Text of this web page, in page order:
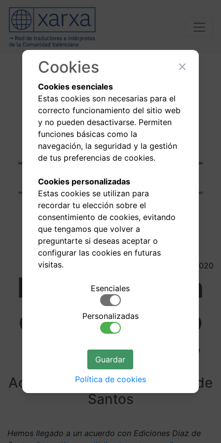
03/07/2020
Descuento en
el Diccionario
de Beigbeder
Acuerdo con Ediciones Diaz de
Santos
Hemos llegado a un acuerdo con Ediciones Diaz de
Cookies
Cookies esenciales
Estas cookies son necesarias para el
correcto funcionamiento del sitio web
y no pueden desactivarse. Permiten
funciones básicas como la
navegación, la seguridad y la gestión
de tus preferencias de cookies.
Cookies personalizadas
Estas cookies se utilizan para
recordar tu elección sobre el
consentimiento de cookies, evitando
que tengamos que volver a
preguntarte si deseas aceptar o
configurar las cookies en futuras
visitas.
Esenciales
Personalizadas
Guardar
Política de cookies